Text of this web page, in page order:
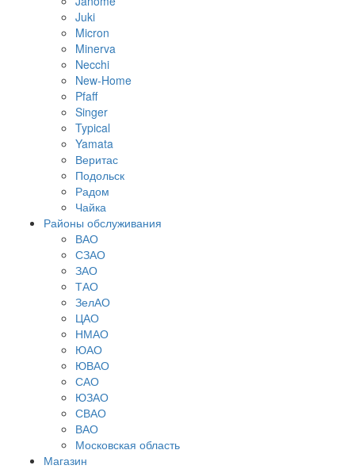
Juki
Micron
Minerva
Necchi
New-Home
Pfaff
Singer
Typical
Yamata
Веритас
Подольск
Радом
Чайка
Районы обслуживания
ВАО
СЗАО
ЗАО
ТАО
ЗелАО
ЦАО
НМАО
ЮАО
ЮВАО
САО
ЮЗАО
СВАО
ВАО
Московская область
Магазин